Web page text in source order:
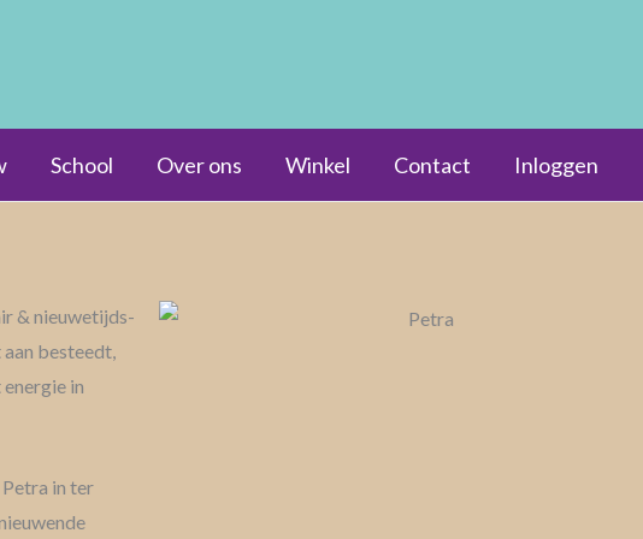
School Over ons Winkel Contact Inloggen
& nieuwetijds-
aan besteedt,
in
in ter